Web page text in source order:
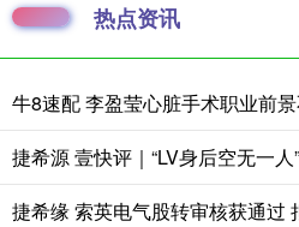
热点资讯
捷希缘 索英电气股转审核获通过